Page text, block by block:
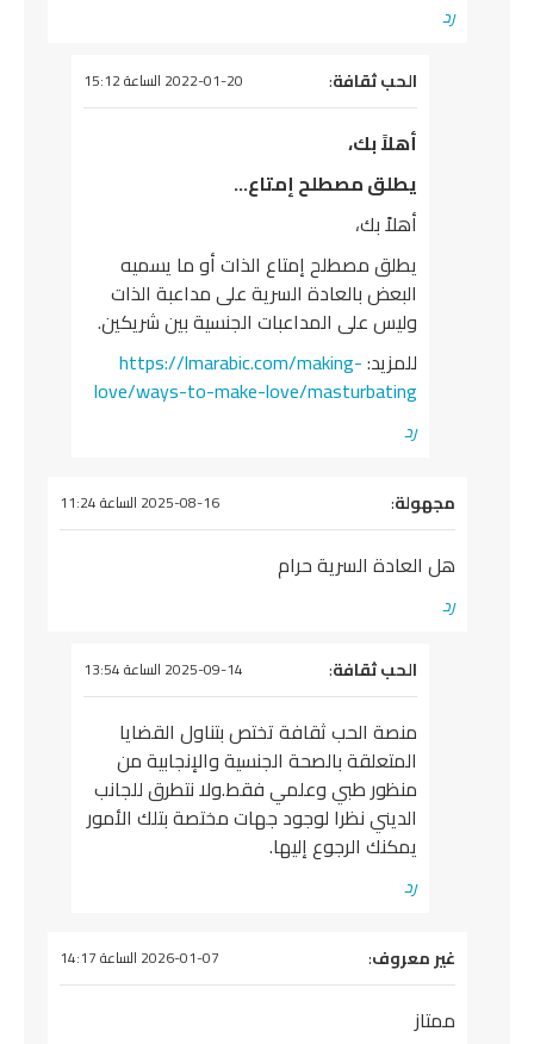
رد
يقول
الحب ثقافة: 2022-01-20 الساعة 15:12
أهلاً بك،
يطلق مصطلح إمتاع…
أهلاً بك،
يطلق مصطلح إمتاع الذات أو ما يسميه
البعض بالعادة السرية على مداعبة الذات
وليس على المداعبات الجنسية بين شريكين.
للمزيد:https://lmarabic.com/making-
love/ways-to-make-love/masturbating
رد
يقول
مجهولة: 2025-08-16 الساعة 11:24
هل العادة السرية حرام
رد
يقول
الحب ثقافة: 2025-09-14 الساعة 13:54
منصة الحب ثقافة تختص بتناول القضايا
المتعلقة بالصحة الجنسية والإنجابية من
منظور طبي وعلمي فقط.ولا نتطرق للجانب
الديني نظرا لوجود جهات مختصة بتلك الأمور
يمكنك الرجوع إليها.
رد
يقول
غير معروف: 2026-01-07 الساعة 14:17
ممتاز